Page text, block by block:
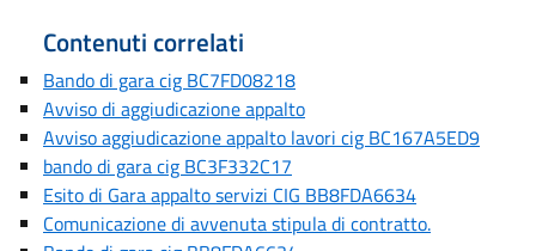
Contenuti correlati
Bando di gara cig BC7FD08218
Avviso di aggiudicazione appalto
Avviso aggiudicazione appalto lavori cig BC167A5ED9
bando di gara cig BC3F332C17
Esito di Gara appalto servizi CIG BB8FDA6634
Comunicazione di avvenuta stipula di contratto.